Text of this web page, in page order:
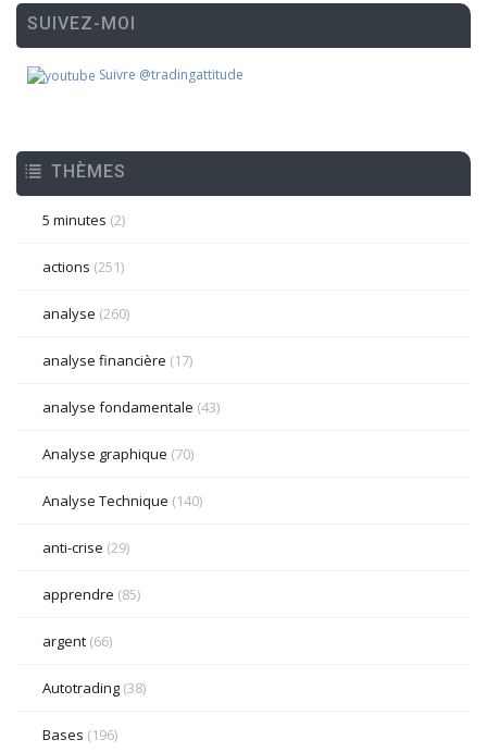
SUIVEZ-MOI
Suivre @tradingattitude
THÈMES
5 minutes (2)
actions (251)
analyse (260)
analyse financière (17)
analyse fondamentale (43)
Analyse graphique (70)
Analyse Technique (140)
anti-crise (29)
apprendre (85)
argent (66)
Autotrading (38)
Bases (196)